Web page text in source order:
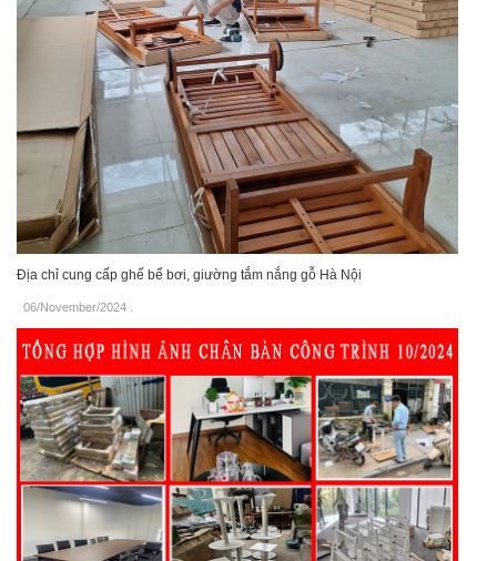
Địa chỉ cung cấp ghế bể bơi, giường tắm nắng gỗ Hà Nội
06/November/2024